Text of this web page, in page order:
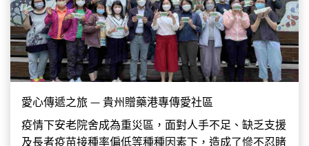
愛心傳遞之旅 — 貴州贈藥港專傳愛社區
疫情下安老院舍成為重災區，面對人手不足、缺乏支援
及長者疫苗接種率偏低等種種因素下，造成了慘不忍睹